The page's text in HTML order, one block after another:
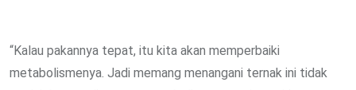
“Kalau pakannya tepat, itu kita akan memperbaiki
metabolismenya. Jadi memang menangani ternak ini tidak